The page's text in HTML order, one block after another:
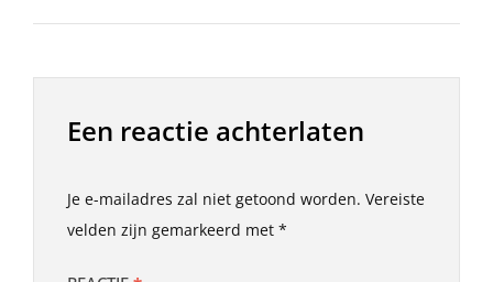
Een reactie achterlaten
Je e-mailadres zal niet getoond worden. Vereiste
velden zijn gemarkeerd met *